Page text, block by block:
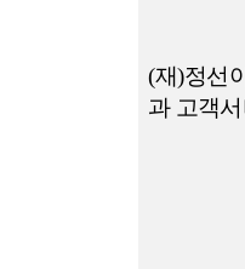
(재)정선
과 고객